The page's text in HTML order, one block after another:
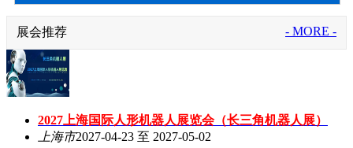
展会推荐 - MORE -
2027上海国际人形机器人展览会（长三角机器人展）
上海市2027-04-23 至 2027-05-02